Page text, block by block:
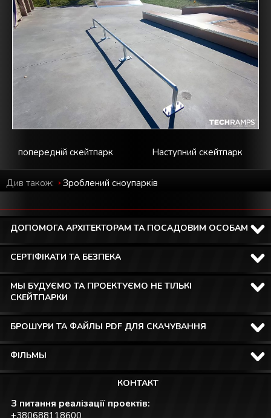
Наступний скейтпарк
попередній скейтпарк
Див також: Зроблений cноупарків
ДОПОМОГА АРХІТЕКТОРАМ ТА ПОСАДОВИМ ОСОБАМ
СЕРТІФІКАТИ ТА БЕЗПЕКА
МЫ БУДУЄМО ТА ПРОЕКТУЄМО НЕ ТІЛЬКІ
СКЕЙТПАРКИ
БРОШУРИ ТА ФАЙЛЫ PDF ДЛЯ СКАЧУВАННЯ
ФІЛЬМЫ
КОНТАКТ
З питання реалізації проектів:
+380688118600